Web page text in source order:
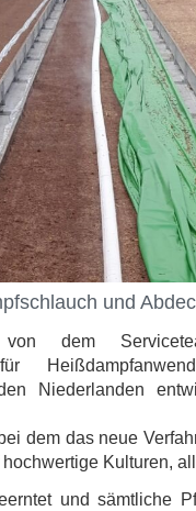
und
dem
für
Niederlanden
dem das neue
Kulturen,
und sämtliche